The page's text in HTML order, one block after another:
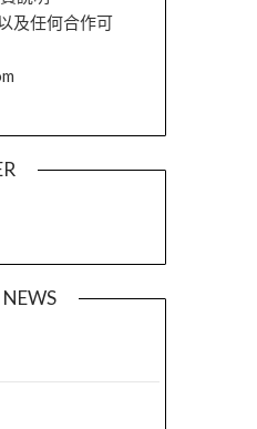
及任何合作可